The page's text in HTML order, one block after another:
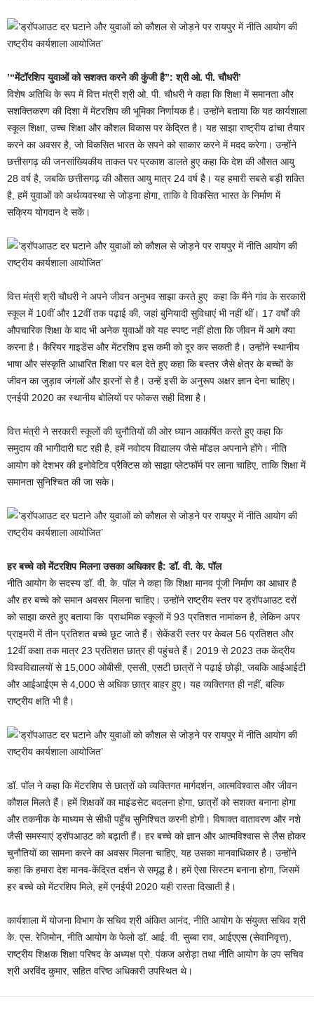
’“मेंटॉरशिप युवाओं को सशक्त करने की कुंजी है”: श्री ओ. पी. चौधरी’
विशेष अतिथि के रूप में वित्त मंत्री श्री ओ. पी. चौधरी ने कहा कि शिक्षा में समानता और
सशक्तिकरण की दिशा में मेंटरशिप की भूमिका निर्णायक है। उन्होंने बताया कि यह कार्यशाला
स्कूल शिक्षा, उच्च शिक्षा और कौशल विकास पर केंद्रित है। यह साझा राष्ट्रीय ढांचा तैयार
करने का अवसर है, जो विकसित भारत के सपने को साकार करने में मदद करेगा। उन्होंने
छत्तीसगढ़ की जनसांख्यिकीय ताकत पर प्रकाश डालते हुए कहा कि देश की औसत आयु
28 वर्ष है, जबकि छत्तीसगढ़ की औसत आयु मात्र 24 वर्ष है। यह हमारी सबसे बड़ी शक्ति
है, हमें युवाओं को अर्थव्यवस्था से जोड़ना होगा, ताकि वे विकसित भारत के निर्माण में
सक्रिय योगदान दे सकें।
वित्त मंत्री श्री चौधरी ने अपने जीवन अनुभव साझा करते हुए कहा कि मैंने गांव के सरकारी
स्कूल में 10वीं और 12वीं तक पढ़ाई की, जहां बुनियादी सुविधाएं भी नहीं थीं। 17 वर्षों की
औपचारिक शिक्षा के बाद भी अनेक युवाओं को यह स्पष्ट नहीं होता कि जीवन में आगे क्या
करना है। कैरियर गाइडेंस और मेंटरशिप इस कमी को दूर कर सकती है। उन्होंने स्थानीय
भाषा और संस्कृति आधारित शिक्षा पर बल देते हुए कहा कि बस्तर जैसे क्षेत्र के बच्चों के
जीवन का जुड़ाव जंगलों और झरनों से है। उन्हें इसी के अनुरूप अक्षर ज्ञान देना चाहिए।
एनईपी 2020 का स्थानीय बोलियों पर फोकस सही दिशा है।
वित्त मंत्री ने सरकारी स्कूलों की चुनौतियों की ओर ध्यान आकर्षित करते हुए कहा कि
समुदाय की भागीदारी घट रही है, हमें नवोदय विद्यालय जैसे मॉडल अपनाने होंगे। नीति
आयोग को देशभर की इनोवेटिव प्रैक्टिस को साझा प्लेटफॉर्म पर लाना चाहिए, ताकि शिक्षा में
समानता सुनिश्चित की जा सके।
हर बच्चे को मेंटरशिप मिलना उसका अधिकार है: डॉ. वी. के. पॉल
नीति आयोग के सदस्य डॉ. वी. के. पॉल ने कहा कि शिक्षा मानव पूंजी निर्माण का आधार है
और हर बच्चे को समान अवसर मिलना चाहिए। उन्होंने राष्ट्रीय स्तर पर ड्रॉपआउट दरों
को साझा करते हुए बताया कि प्राथमिक स्कूलों में 93 प्रतिशत नामांकन है, लेकिन अपर
प्राइमरी में तीन प्रतिशत बच्चे छूट जाते हैं। सेकेंडरी स्तर पर केवल 56 प्रतिशत और
12वीं कक्षा तक मात्र 23 प्रतिशत छात्र ही पहुंचते हैं। 2019 से 2023 तक केंद्रीय
विश्वविद्यालयों से 15,000 ओबीसी, एससी, एसटी छात्रों ने पढ़ाई छोड़ी, जबकि आईआईटी
और आईआईएम से 4,000 से अधिक छात्र बाहर हुए। यह व्यक्तिगत ही नहीं, बल्कि
राष्ट्रीय क्षति भी है।
डॉ. पॉल ने कहा कि मेंटरशिप से छात्रों को व्यक्तिगत मार्गदर्शन, आत्मविश्वास और जीवन
कौशल मिलते हैं। हमें शिक्षकों का माइंडसेट बदलना होगा, छात्रों को सशक्त बनाना होगा
और तकनीक के माध्यम से सीधी पहुँच सुनिश्चित करनी होगी। विषाक्त वातावरण और नशे
जैसी समस्याएं ड्रॉपआउट को बढ़ाती हैं। हर बच्चे को ज्ञान और आत्मविश्वास से लैस होकर
चुनौतियों का सामना करने का अवसर मिलना चाहिए, यह उसका मानवाधिकार है। उन्होंने
कहा कि हमारा देश मानव-केंद्रित दर्शन से समृद्ध है। हमें ऐसा सिस्टम बनाना होगा, जिसमें
हर बच्चे को मेंटरशिप मिले, हमें एनईपी 2020 यही रास्ता दिखाती है।
कार्यशाला में योजना विभाग के सचिव श्री अंकित आनंद, नीति आयोग के संयुक्त सचिव श्री
के. एस. रेजिमोन, नीति आयोग के फेलो डॉ. आई. वी. सुब्बा राव, आईएएस (सेवानिवृत्त),
राष्ट्रीय शिक्षक शिक्षा परिषद के अध्यक्ष प्रो. पंकज अरोड़ा तथा नीति आयोग के उप सचिव
श्री अरविंद कुमार, सहित वरिष्ठ अधिकारी उपस्थित थे।